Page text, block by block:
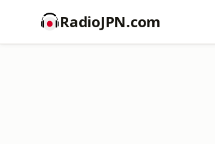
RadioJPN.com